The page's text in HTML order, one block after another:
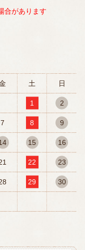
合があります
土 日
1 2
7 8 9
15 16
22 23
29 30